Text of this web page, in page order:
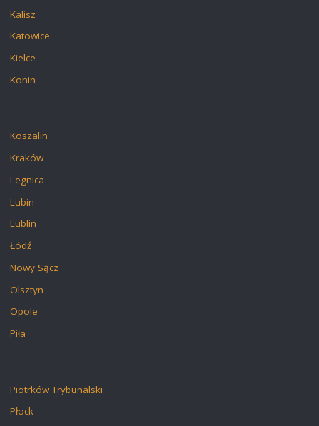
Kalisz
Katowice
Kielce
Konin
Koszalin
Kraków
Legnica
Lubin
Lublin
Łódź
Nowy Sącz
Olsztyn
Opole
Piła
Piotrków Trybunalski
Płock